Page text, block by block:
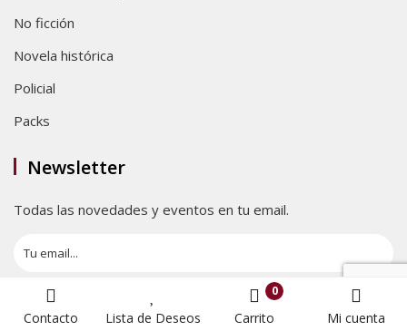
No ficción
Novela histórica
Policial
Packs
Newsletter
Todas las novedades y eventos en tu email.
Contacto Lista de Deseos
0
Carrito Mi cuenta